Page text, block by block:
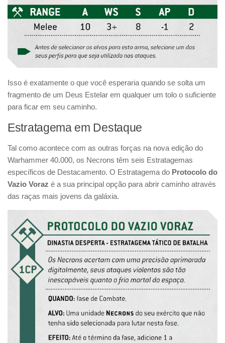
Isso é exatamente o que você esperaria quando se solta um
fragmento de um Deus Estelar em qualquer um tolo o suficiente
para ficar em seu caminho.
Estratagema em Destaque
Tal como acontece com as outras forças na nova edição do
Warhammer 40.000, os Necrons têm seis Estratagemas
específicos de Destacamento. O Estratagema do Protocolo do
Vazio Voraz é a sua principal opção para abrir caminho através
das raças mais jovens da galáxia.